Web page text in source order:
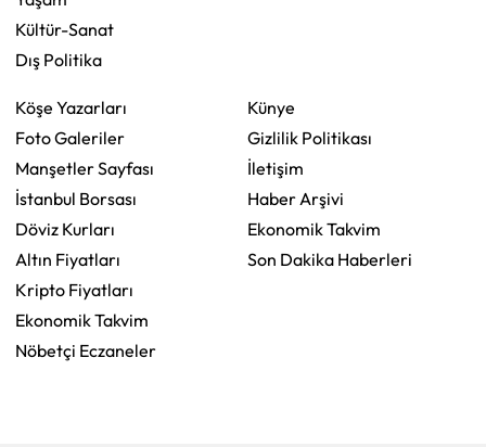
Kültür-Sanat
Dış Politika
Köşe Yazarları
Foto Galeriler
Manşetler Sayfası
İstanbul Borsası
Döviz Kurları
Altın Fiyatları
Kripto Fiyatları
Ekonomik Takvim
Nöbetçi Eczaneler
Künye
Gizlilik Politikası
İletişim
Haber Arşivi
Ekonomik Takvim
Son Dakika Haberleri